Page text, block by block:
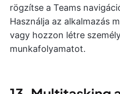
rögzítse a Teams
Használja az alkalmazás
vagy hozzon létre
munkafolyamatot.